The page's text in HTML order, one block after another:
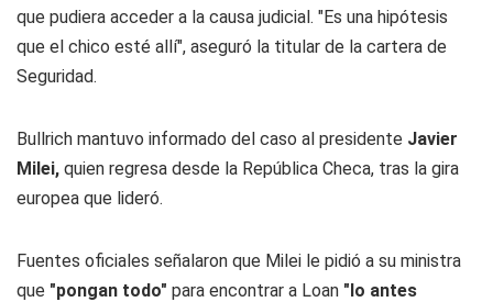
que pudiera acceder a la causa judicial. "Es una hipótesis
que el chico esté allí", aseguró la titular de la cartera de
Seguridad.
Bullrich mantuvo informado del caso al presidente Javier
Milei, quien regresa desde la República Checa, tras la gira
europea que lideró.
Fuentes oficiales señalaron que Milei le pidió a su ministra
que "pongan todo" para encontrar a Loan "lo antes